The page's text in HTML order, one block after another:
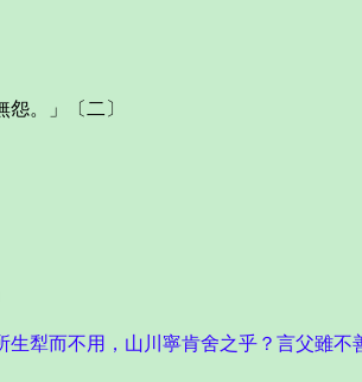
。」〔二〕
犁而不用，山川寧肯舍之乎？言父雖不